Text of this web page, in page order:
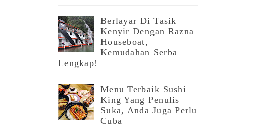
Berlayar Di Tasik
Kenyir Dengan Razna
Houseboat,
Kemudahan Serba
Lengkap!
Menu Terbaik Sushi
King Yang Penulis
Suka, Anda Juga Perlu
Cuba